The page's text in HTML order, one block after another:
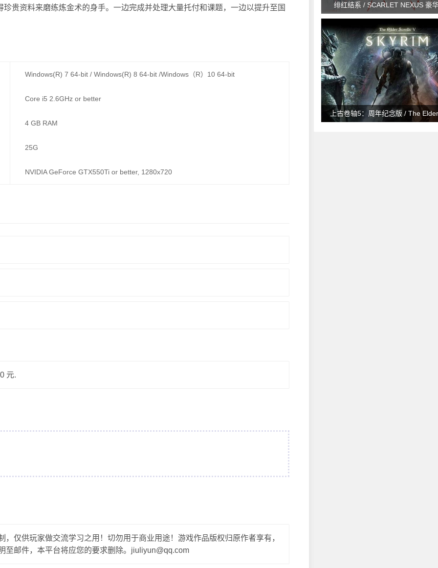
贵资料来磨练炼金术的身手。一边完成并处理大量托付和课题，一边以提升至国
Windows(R) 7 64-bit / Windows(R) 8 64-bit /Windows（R）10 64-bit
Core i5 2.6GHz or better
4 GB RAM
25G
NVIDIA GeForce GTX550Ti or better, 1280x720
元.
仅供玩家做交流学习之用！切勿用于商业用途！游戏作品版权归原作者享有，
至邮件，本平台将应您的要求删除。jiuliyun@qq.com
绯红结系 / SCARLET NEXUS 豪
上古卷轴5：周年纪念版 / The
Skyrim Special Edition